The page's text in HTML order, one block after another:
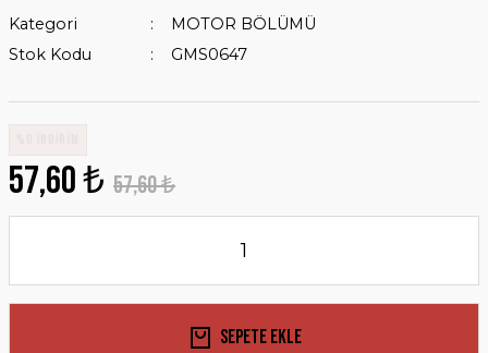
Kategori
MOTOR BÖLÜMÜ
Stok Kodu
GMS0647
57,60 ₺ 57,60 ₺
Sepete Ekle